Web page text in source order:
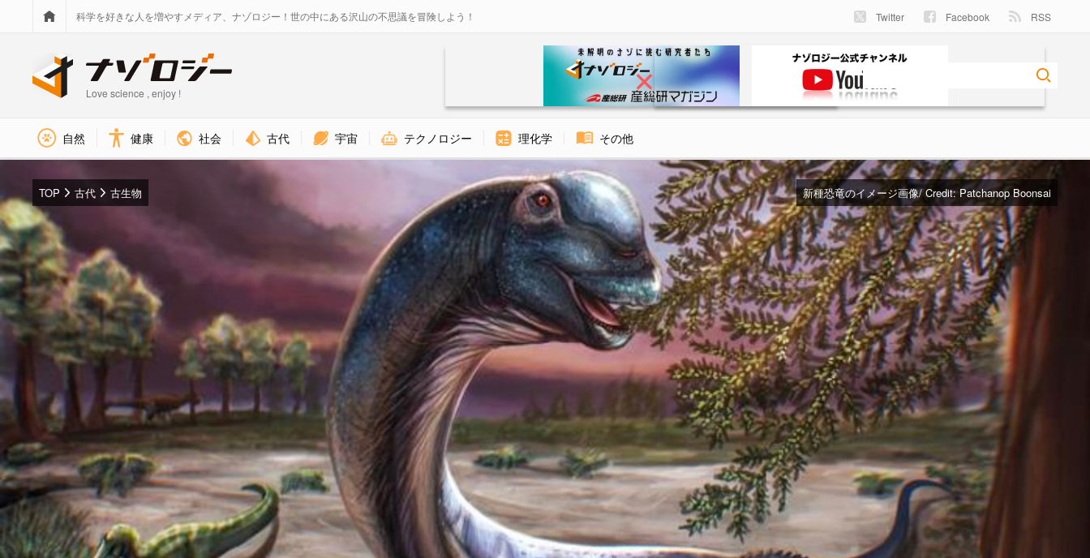
科学を好きな人を増やすメディア、ナゾロジー！世の中にある沢山の不思議を冒険しよう！ Twitter Facebook RSS
Love science , enjoy !
自然 健康 社会 古代 宇宙 テクノロジー 理化学 その他
新種恐竜のイメージ画像/ Credit: Patchanop Boonsai
TOP 古代 古生物